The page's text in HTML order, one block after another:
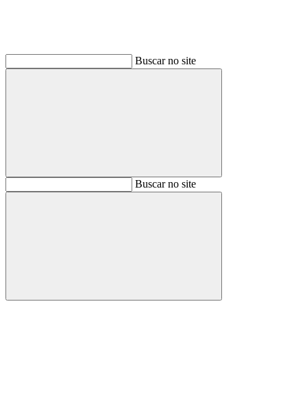
Buscar no site
BuscarBuscar no site
Buscar